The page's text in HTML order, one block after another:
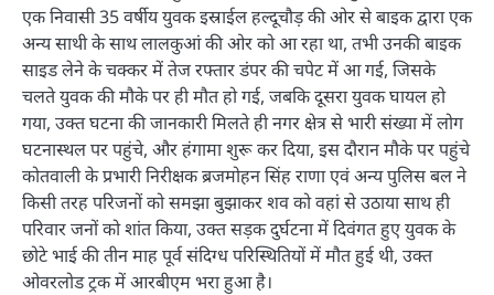
एक निवासी 35 वर्षीय युवक इस्राईल हल्दूचौड़ की ओर से बाइक द्वारा एक
अन्य साथी के साथ लालकुआं की ओर को आ रहा था, तभी उनकी बाइक
साइड लेने के चक्कर में तेज रफ्तार डंपर की चपेट में आ गई, जिसके
चलते युवक की मौके पर ही मौत हो गई, जबकि दूसरा युवक घायल हो
गया, उक्त घटना की जानकारी मिलते ही नगर क्षेत्र से भारी संख्या में लोग
घटनास्थल पर पहुंचे, और हंगामा शुरू कर दिया, इस दौरान मौके पर पहुंचे
कोतवाली के प्रभारी निरीक्षक ब्रजमोहन सिंह राणा एवं अन्य पुलिस बल ने
किसी तरह परिजनों को समझा बुझाकर शव को वहां से उठाया साथ ही
परिवार जनों को शांत किया, उक्त सड़क दुर्घटना में दिवंगत हुए युवक के
छोटे भाई की तीन माह पूर्व संदिग्ध परिस्थितियों में मौत हुई थी, उक्त
ओवरलोड ट्रक में आरबीएम भरा हुआ है।